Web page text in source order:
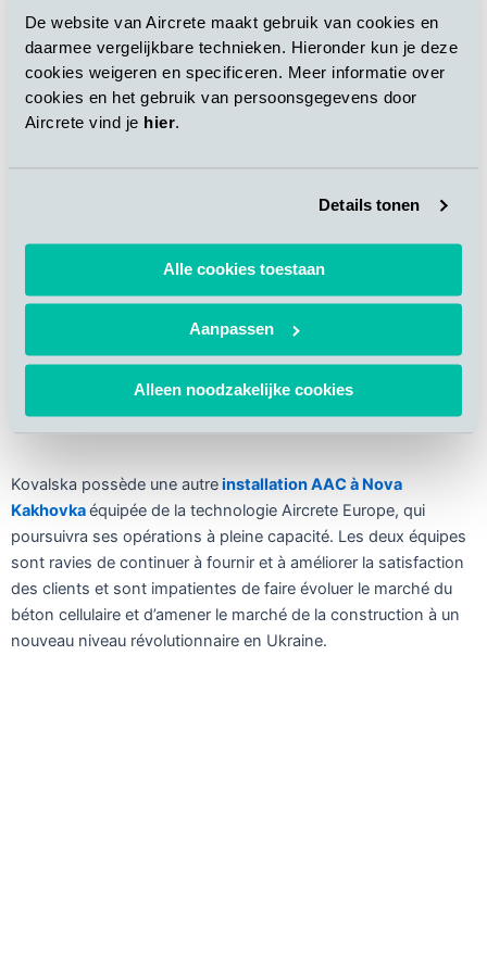
De website van Aircrete maakt gebruik van cookies en
daarmee vergelijkbare technieken. Hieronder kun je deze
cookies weigeren en specificeren. Meer informatie over
cookies en het gebruik van persoonsgegevens door
Aircrete vind je hier.
Details tonen
Alle cookies toestaan
Aanpassen
Alleen noodzakelijke cookies
séparation internes, des pare-feu industriels et des
panneaux de sol)à des fins diverses. Des blocs de béton
cellulaire à faible densité sont également envisagés pour les
applications d’isolation.
Kovalska sera en mesure de produire une gamme complète
Kovalska possède une autreinstallation AAC à Nova
Kakhovkaéquipée de la technologie Aircrete Europe, qui
poursuivra ses opérations à pleine capacité. Les deux équipes
sont ravies de continuer à fournir et à améliorer la satisfaction
des clients et sont impatientes de faire évoluer le marché du
béton cellulaire et d’amener le marché de la construction à un
nouveau niveau révolutionnaire en Ukraine.